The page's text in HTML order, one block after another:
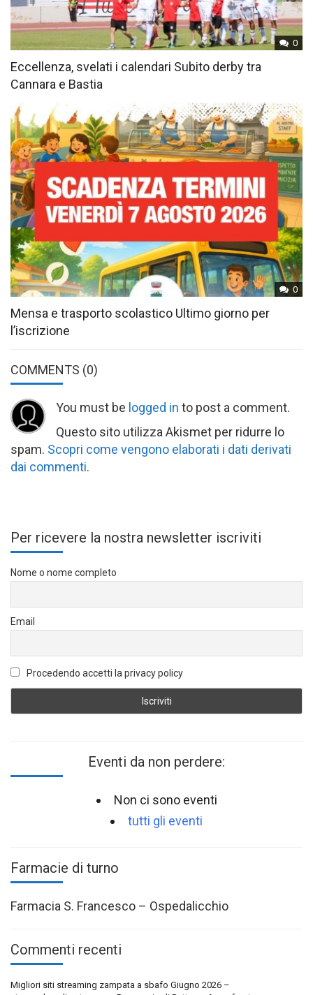
0
Eccellenza, svelati i calendari Subito derby tra
Cannara e Bastia
0
Mensa e trasporto scolastico Ultimo giorno per
l’iscrizione
COMMENTS (0)
You must be logged in to post a comment.
Questo sito utilizza Akismet per ridurre lo
spam. Scopri come vengono elaborati i dati derivati
dai commenti.
Per ricevere la nostra newsletter iscriviti
Nome o nome completo
Email
Procedendo accetti la privacy policy
Eventi da non perdere:
Non ci sono eventi
tutti gli eventi
Farmacie di turno
Farmacia S. Francesco – Ospedalicchio
Commenti recenti
Migliori siti streaming zampata a sbafo Giugno 2026 –